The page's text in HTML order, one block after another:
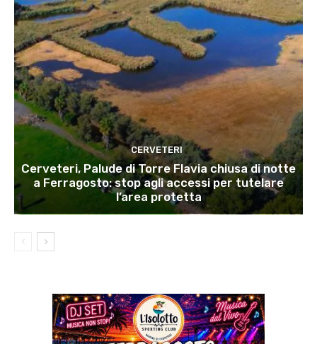
CERVETERI
Cerveteri, Palude di Torre Flavia chiusa di notte
a Ferragosto: stop agli accessi per tutelare
l’area protetta